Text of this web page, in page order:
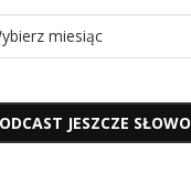
JESZCZE SŁOWO